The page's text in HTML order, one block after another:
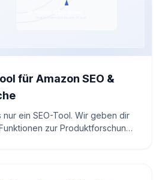
für Amazon SEO &
nur ein SEO-Tool. Wir geben dir
zur Produktforschung,